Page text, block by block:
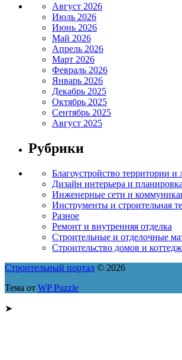
Август 2026
Июль 2026
Июнь 2026
Май 2026
Апрель 2026
Март 2026
Февраль 2026
Январь 2026
Декабрь 2025
Октябрь 2025
Сентябрь 2025
Август 2025
Рубрики
Благоустройство территории
Дизайн интерьера и планировка
Инженерные сети и
Инструменты и строительная
Разное
Ремонт и внутренняя отделка
Строительные и отделочные
Строительство домов и
Строительный портал © 2026
Тема от WP Puzzle
➤